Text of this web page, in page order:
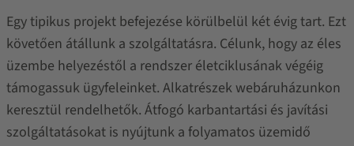
Egy tipikus projekt befejezése körülbelül két évig tart. Ezt
követően átállunk a szolgáltatásra. Célunk, hogy az éles
üzembe helyezéstől a rendszer életciklusának végéig
támogassuk ügyfeleinket. Alkatrészek webáruházunkon
keresztül rendelhetők. Átfogó karbantartási és javítási
szolgáltatásokat is nyújtunk a folyamatos üzemidő